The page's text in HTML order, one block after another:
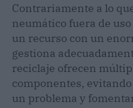
Contrariamente a lo
neumático fuera de
un recurso con un
gestiona
reciclaje ofrecen
componentes,
un problema y